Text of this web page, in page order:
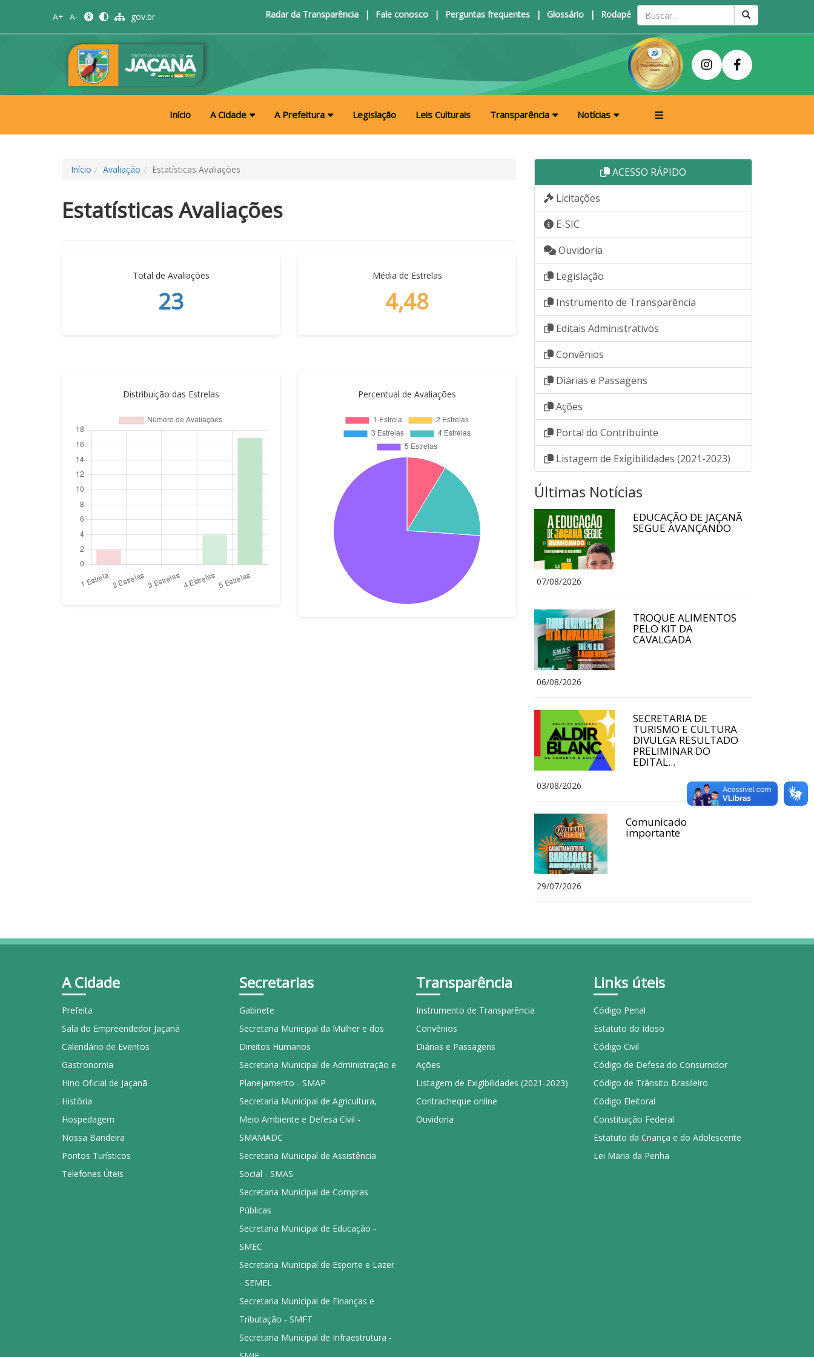
A+ A- gov.br Radar da Transparência | Fale conosco | Perguntas frequentes | Glossário | Rodapé
Início A Cidade A Prefeitura Legislação Leis Culturais Transparência Notícias
Início Avaliação Estatísticas Avaliações
Estatísticas Avaliações
Total de Avaliações
23
Média de Estrelas
4,48
Distribuição das Estrelas Percentual de Avaliações
ACESSO RÁPIDO
Licitações
E-SIC
Ouvidoria
Legislação
Instrumento de Transparência
Editais Administrativos
Convênios
Diárias e Passagens
Ações
Portal do Contribuinte
Listagem de Exigibilidades (2021-2023)
Últimas Notícias
EDUCAÇÃO DE JAÇANÃ
SEGUE AVANÇANDO
07/08/2026
TROQUE ALIMENTOS
PELO KIT DA
CAVALGADA
06/08/2026
SECRETARIA DE
TURISMO E CULTURA
DIVULGA RESULTADO
PRELIMINAR DO
EDITAL...
03/08/2026
Comunicado
importante
29/07/2026
A Cidade
Prefeita
Sala do Empreendedor Jaçanã
Calendário de Eventos
Gastronomia
Hino Oficial de Jaçanã
História
Hospedagem
Nossa Bandeira
Pontos Turísticos
Telefones Úteis
Secretarias
Gabinete
Secretaria Municipal da Mulher e dos
Direitos Humanos
Secretaria Municipal de Administração e
Planejamento - SMAP
Secretaria Municipal de Agricultura,
Meio Ambiente e Defesa Civil -
SMAMADC
Secretaria Municipal de Assistência
Social - SMAS
Secretaria Municipal de Compras
Públicas
Secretaria Municipal de Educação -
SMEC
Secretaria Municipal de Esporte e Lazer
- SEMEL
Secretaria Municipal de Finanças e
Tributação - SMFT
Secretaria Municipal de Infraestrutura -
Transparência
Instrumento de Transparência
Convênios
Diárias e Passagens
Ações
Listagem de Exigibilidades (2021-2023)
Contracheque online
Ouvidoria
Links úteis
Código Penal
Estatuto do Idoso
Código Civil
Código de Defesa do Consumidor
Código de Trânsito Brasileiro
Código Eleitoral
Constituição Federal
Estatuto da Criança e do Adolescente
Lei Maria da Penha